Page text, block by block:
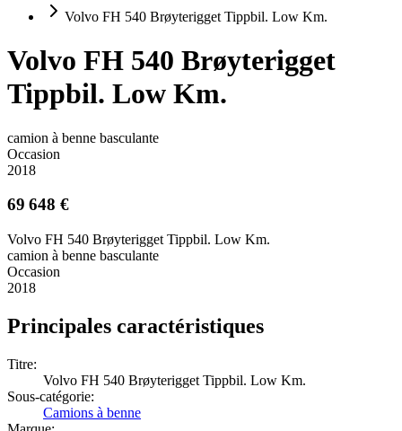
Volvo FH 540 Brøyterigget Tippbil. Low Km.
Volvo FH 540 Brøyterigget
Tippbil. Low Km.
camion à benne basculante
Occasion
2018
69 648 €
Volvo FH 540 Brøyterigget Tippbil. Low Km.
camion à benne basculante
Occasion
2018
Principales caractéristiques
Titre:
Volvo FH 540 Brøyterigget Tippbil. Low Km.
Sous-catégorie:
Camions à benne